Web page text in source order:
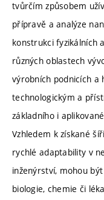
tvůrčím způsobem
přípravě a analýze
konstrukci fyzikálních
různých oblastech
výrobních podnicích a
technologickým a
základního i
Vzhledem k získané
rychlé adaptability v
inženýrství, mohou
biologie, chemie či